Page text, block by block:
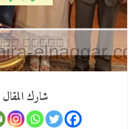
شارك المقال